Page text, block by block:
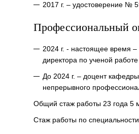
2017 г. – удостоверение
Профессиональный
2024 г. - настоящее время –
директора по ученой
До 2024 г. – доцент кафедры
непрерывного
Общий стаж работы 23 года 5
Стаж работы по